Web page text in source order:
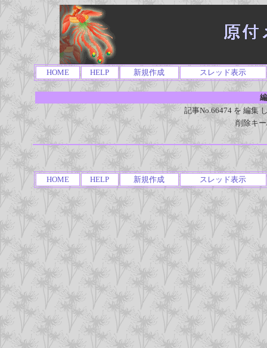
HOME HELP 新規作成 スレッド表示
記事No.66474 を 編集
削除キ
HOME HELP 新規作成 スレッド表示